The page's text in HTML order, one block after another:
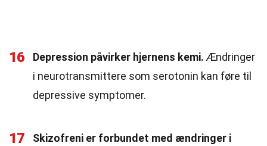
16 Depression påvirker hjernens kemi. Ændringer
i neurotransmittere som serotonin kan føre til
depressive symptomer.
17 Skizofreni er forbundet med ændringer i